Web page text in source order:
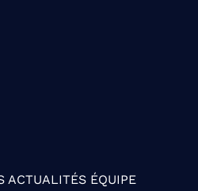
ACTUALITÉS ÉQUIPE